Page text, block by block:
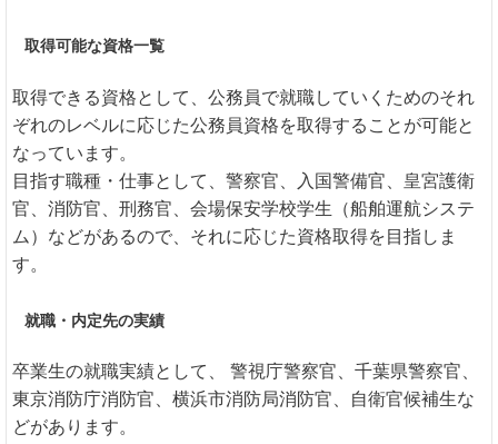
取得可能な資格一覧
取得できる資格として、公務員で就職していくためのそれ
ぞれのレベルに応じた公務員資格を取得することが可能と
なっています。
目指す職種・仕事として、警察官、入国警備官、皇宮護衛
官、消防官、刑務官、会場保安学校学生（船舶運航システ
ム）などがあるので、それに応じた資格取得を目指しま
す。
就職・内定先の実績
卒業生の就職実績として、 警視庁警察官、千葉県警察官、
東京消防庁消防官、横浜市消防局消防官、自衛官候補生な
どがあります。